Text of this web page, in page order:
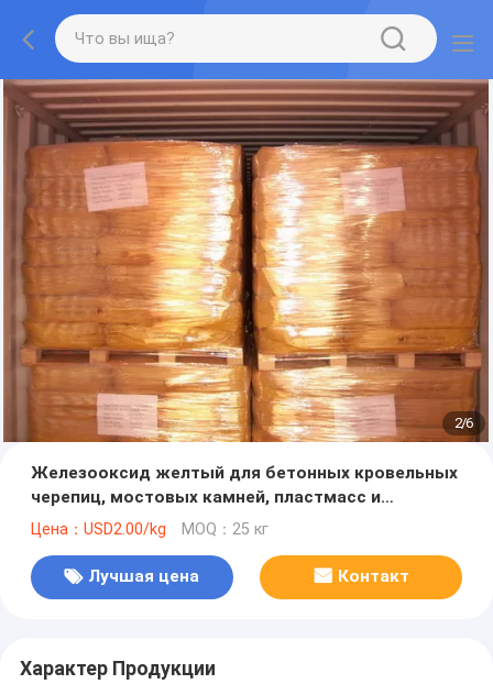
2/6
Железооксид желтый для бетонных кровельных
черепиц, мостовых камней, пластмасс и
резинополимеров, морта, бумаги и покрытий
Цена：USD2.00/kg MOQ：25 кг
Лучшая цена Контакт
Характер Продукции